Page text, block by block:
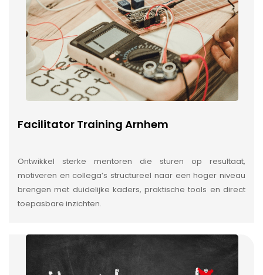
Facilitator Training Arnhem
Ontwikkel sterke mentoren die sturen op resultaat,
motiveren en collega’s structureel naar een hoger niveau
brengen met duidelijke kaders, praktische tools en direct
toepasbare inzichten.